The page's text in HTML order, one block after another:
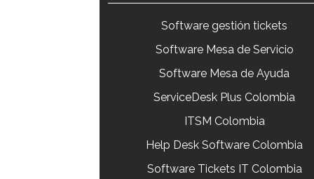
Software gestión tickets
Software Mesa de Servicio
Software Mesa de Ayuda
ServiceDesk Plus Colombia
ITSM Colombia
Help Desk Software Colombia
Software Tickets IT Colombia